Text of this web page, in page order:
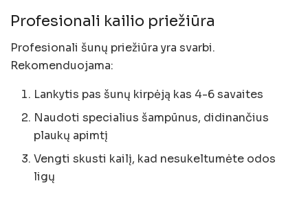
Profesionali kailio priežiūra
Profesionali šunų priežiūra yra svarbi.
Rekomenduojama:
Lankytis pas šunų kirpėją kas 4-6 savaites
Naudoti specialius šampūnus, didinančius
plaukų apimtį
Vengti skusti kailį, kad nesukeltumėte odos
ligų